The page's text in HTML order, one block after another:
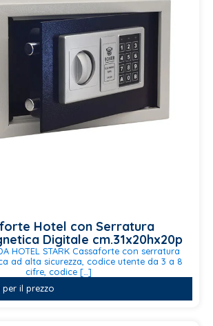
Hotel con Serratura
Digitale cm.31x20hx20p
HOTEL STARK Cassaforte con serratura
ad alta sicurezza, codice utente da 3 a 8
cifre, codice […]
il prezzo